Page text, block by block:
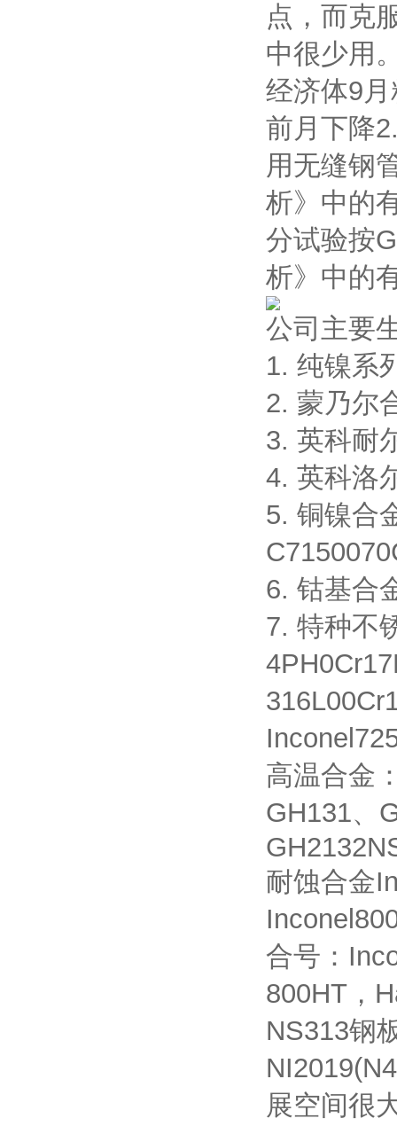
点，而克
中很少用
经济体9
前月下降
用无缝钢
析》中的
分试验按
析》中的
公司主要
1. 纯镍系
2. 蒙乃尔
3. 英科耐
4. 英科洛
5. 铜镍合
6. 钴基合
7. 特种不
高温合金
GH131、
耐蚀合金
合号：
800HT，
NS313钢
展空间很